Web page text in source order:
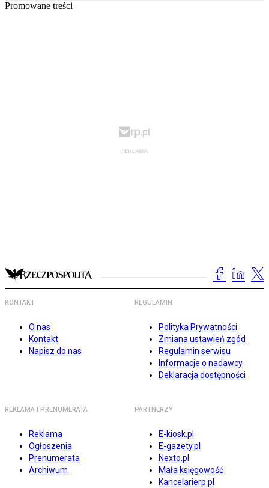
Promowane treści
KONTAKT
O nas
Kontakt
Napisz do nas
REGULAMIN
Polityka Prywatności
Zmiana ustawień zgód
Regulamin serwisu
Informacje o nadawcy
Deklaracja dostępności
REKLAMA I PRENUMERATA
Reklama
Ogłoszenia
Prenumerata
Archiwum
PARTNERZY
E-kiosk.pl
E-gazety.pl
Nexto.pl
Mała księgowość
Kancelarierp.pl